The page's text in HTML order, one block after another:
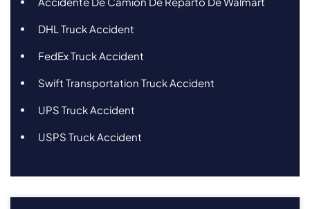
DHL Truck Accident
FedEx Truck Accident
Swift Transportation Truck Accident
UPS Truck Accident
USPS Truck Accident